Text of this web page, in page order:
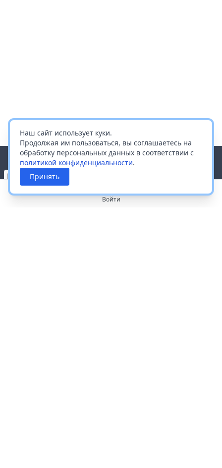
Наш сайт использует куки.
Продолжая им пользоваться, вы соглашаетесь на
обработку персональных данных в соответствии с
политикой конфиденциальности.
Принять
Войти